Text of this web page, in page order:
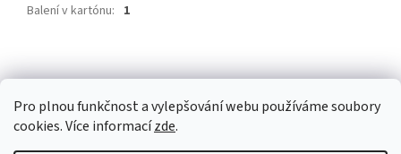
Pro plnou funkčnost a vylepšování webu používáme soubory
cookies. Více informacízde.
Balení v kartónu: 1
á